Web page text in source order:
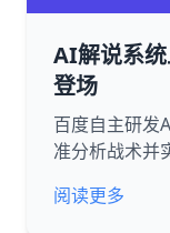
AI解说系
登场
百度自主研发
准分析战术并
阅读更多